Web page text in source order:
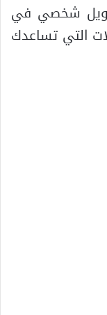
شخصي في
التي تساعدك